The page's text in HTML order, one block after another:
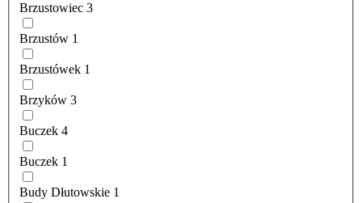
Brzustowiec 3
Brzustów 1
Brzustówek 1
Brzyków 3
Buczek 4
Buczek 1
Budy Dłutowskie 1